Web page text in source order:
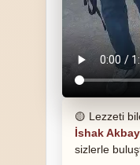
🟡 Lezzeti
İshak Akbay
sizlerle